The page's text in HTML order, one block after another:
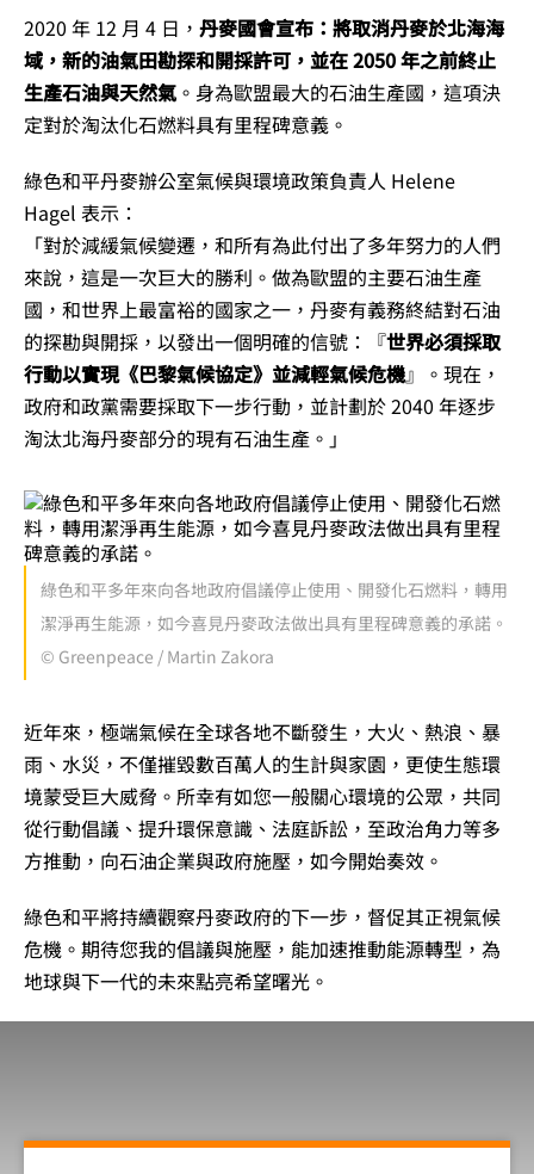
2020 年 12 月 4 日， 丹麥國會宣布：將取消丹麥於北海海
域，新的油氣田勘探和開採許可，並在 2050 年之前終止
生產石油與天然氣 。身為歐盟最大的石油生產國，這項決
定對於淘汰化石燃料具有里程碑意義。
綠色和平丹麥辦公室氣候與環境政策負責人 Helene
Hagel 表示：
「對於減緩氣候變遷，和所有為此付出了多年努力的人們
來說，這是一次巨大的勝利。做為歐盟的主要石油生產
國，和世界上最富裕的國家之一，丹麥有義務終結對石油
的探勘與開採，以發出一個明確的信號：『世界必須採取
行動以實現《巴黎氣候協定》並減輕氣候危機』。現在，
政府和政黨需要採取下一步行動，並計劃於 2040 年逐步
淘汰北海丹麥部分的現有石油生產。」
綠色和平多年來向各地政府倡議停止使用、開發化石燃料，轉用
潔淨再生能源，如今喜見丹麥政法做出具有里程碑意義的承諾。
© Greenpeace / Martin Zakora
近年來，極端氣候在全球各地不斷發生，大火、熱浪、暴
雨、水災，不僅摧毀數百萬人的生計與家園，更使生態環
境蒙受巨大威脅。所幸有如您一般關心環境的公眾，共同
從行動倡議、提升環保意識、法庭訴訟，至政治角力等多
方推動，向石油企業與政府施壓，如今開始奏效。
綠色和平將持續觀察丹麥政府的下一步，督促其正視氣候
危機。期待您我的倡議與施壓，能加速推動能源轉型，為
地球與下一代的未來點亮希望曙光。